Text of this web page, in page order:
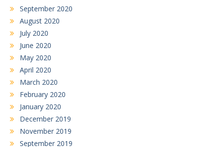
September 2020
August 2020
July 2020
June 2020
May 2020
April 2020
March 2020
February 2020
January 2020
December 2019
November 2019
September 2019